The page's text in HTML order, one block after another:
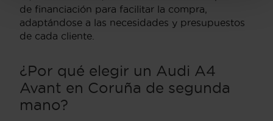
de financiación para facilitar la compra,
adaptándose a las necesidades y presupuestos
de cada cliente.
¿Por qué elegir un Audi A4
Avant en Coruña de segunda
mano?